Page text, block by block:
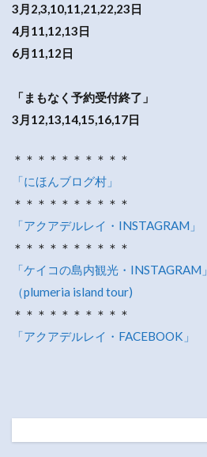
3月2,3,10,11,21,22,23日
4月11,12,13日
6月11,12日
「まもなく予約受付終了」
3月12,13,14,15,16,17日
＊＊＊＊＊＊＊＊＊＊
「にほんブログ村」
＊＊＊＊＊＊＊＊＊＊
「アクアデルレイ・INSTAGRAM」
＊＊＊＊＊＊＊＊＊＊
「ケイコの島内観光・INSTAGRAM」
（plumeria island tour)
＊＊＊＊＊＊＊＊＊＊
「アクアデルレイ・FACEBOOK」